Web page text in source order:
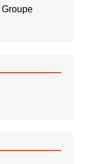
Groupe